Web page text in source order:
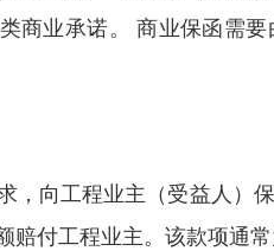
商业承诺。 商业保函需
，向工程业主（受益人）
付工程业主。该款项通常